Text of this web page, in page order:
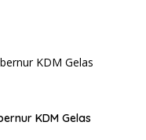
KDM Gelas